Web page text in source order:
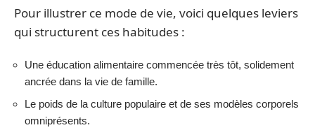
Pour illustrer ce mode de vie, voici quelques leviers
qui structurent ces habitudes :
Une éducation alimentaire commencée très tôt, solidement
ancrée dans la vie de famille.
Le poids de la culture populaire et de ses modèles corporels
omniprésents.